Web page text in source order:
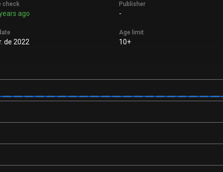
check
ago
de 2022
Publisher
-
Age limit
10+